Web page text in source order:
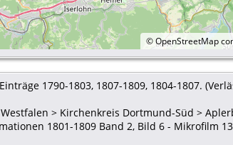
©OpenStreetMap
1790-1803, 1807-1809, 1804-1807.
> Kirchenkreis Dortmund-Süd >
1801-1809 Band 2, Bild 6 - Mikrofilm